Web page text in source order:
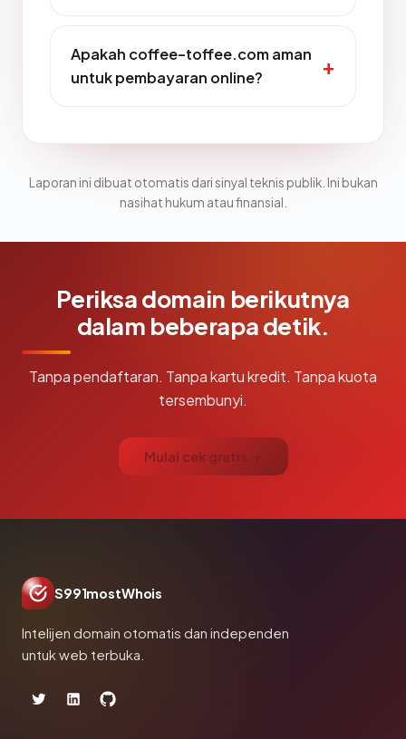
Apakah coffee-toffee.com aman
untuk pembayaran online?
Laporan ini dibuat otomatis dari sinyal teknis publik. Ini bukan
nasihat hukum atau finansial.
Periksa domain berikutnya
dalam beberapa detik.
Tanpa pendaftaran. Tanpa kartu kredit. Tanpa kuota
tersembunyi.
Mulai cek gratis →
S991mostWhois
Intelijen domain otomatis dan independen
untuk web terbuka.